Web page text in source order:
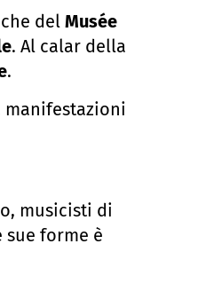
del Musée
. Al calar della
.
musicisti di
forme è